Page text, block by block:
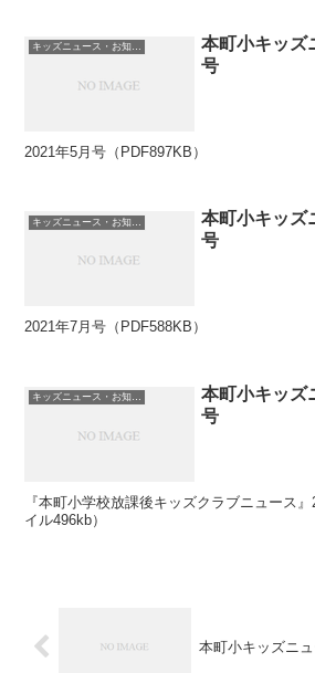
キッズニュース・お知らせ
本町小キッズ
号
2021年5月号（PDF897KB）
本町小キッズ
号
2021年7月号（PDF588KB）
キッズニュース・お知らせ
本町小キッズ
号
『本町小学校放課後キッズクラブニュース
イル496kb）
本町小キッズニ